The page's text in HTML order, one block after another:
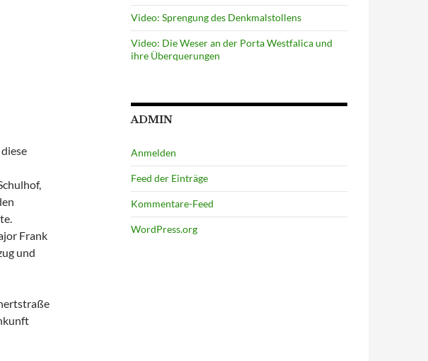
Frank
und
Video: Sprengung des Denkmalstollens
Video: Die Weser an der Porta Westfalica und
ihre Überquerungen
ADMIN
Anmelden
Feed der Einträge
Kommentare-Feed
WordPress.org